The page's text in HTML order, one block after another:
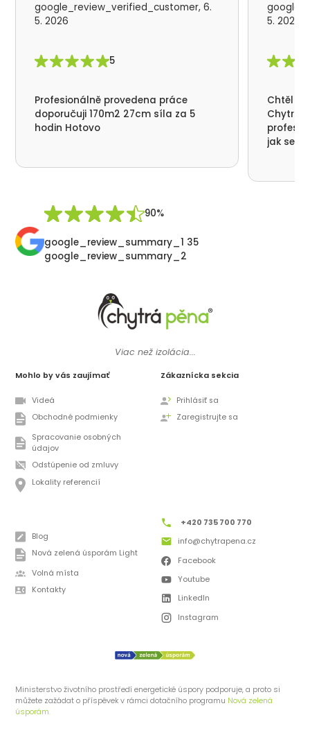
google_review_verified_customer, 6.
5. 2026
5
Profesionálně provedena práce
doporučuji 170m2 27cm síla za 5
hodin Hotovo
5. 2026
Chtěl
Chytrá
jak se
90%
google_review_summary_1 35
google_review_summary_2
Viac než izolácia...
Mohlo by vás zaujímať
Videá
Obchodné podmienky
Spracovanie osobných
údajov
Odstúpenie od zmluvy
Lokality referencií
Zákaznícka sekcia
Prihlásiť sa
Zaregistrujte sa
Blog
Nová zelená úsporám Light
Volná místa
Kontakty
+420 735 700 770
info@chytrapena.cz
Facebook
Youtube
LinkedIn
Instagram
Ministerstvo životního prostředí energetické úspory podporuje, a proto si
můžete zažádat o příspěvek v rámci dotačního programu Nová zelená
úsporám.